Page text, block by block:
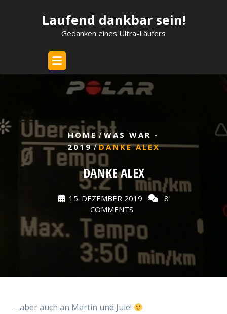
Laufend dankbar sein!
Gedanken eines Ultra-Läufers
HOME / WAS WAR -
2019/DANKE ALEX
DANKE ALEX
15. DEZEMBER 2019
8
COMMENTS
… aber auch an Martin und Jule!